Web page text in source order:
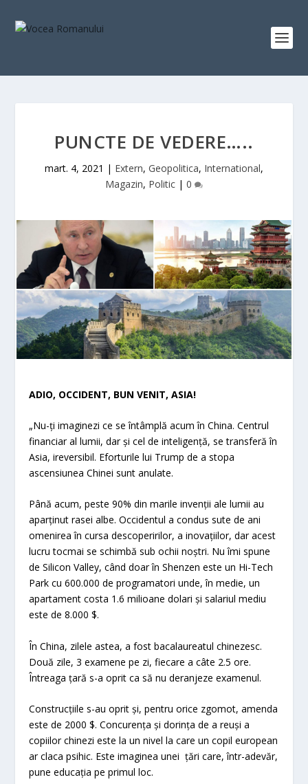
PUNCTE DE VEDERE…..
mart. 4, 2021 | Extern, Geopolitica, International,
Magazin, Politic | 0
ADIO, OCCIDENT, BUN VENIT, ASIA!
„Nu-ți imaginezi ce se întâmplă acum în China. Centrul
financiar al lumii, dar și cel de inteligență, se transferă în
Asia, ireversibil. Eforturile lui Trump de a stopa
ascensiunea Chinei sunt anulate.
Până acum, peste 90% din marile invenții ale lumii au
aparținut rasei albe. Occidentul a condus sute de ani
omenirea în cursa descoperirilor, a inovațiilor, dar acest
lucru tocmai se schimbă sub ochii noștri. Nu îmi spune
de Silicon Valley, când doar în Shenzen este un Hi-Tech
Park cu 600.000 de programatori unde, în medie, un
apartament costa 1.6 milioane dolari și salariul mediu
este de 8.000 $.
În China, zilele astea, a fost bacalaureatul chinezesc.
Două zile, 3 examene pe zi, fiecare a câte 2.5 ore.
Întreaga țară s-a oprit ca să nu deranjeze examenul.
Construcțiile s-au oprit și, pentru orice zgomot, amenda
este de 2000 $. Concurența și dorința de a reuși a
copiilor chinezi este la un nivel la care un copil european
ar claca psihic. Este imaginea unei țări care, într-adevăr,
pune educația pe primul loc.